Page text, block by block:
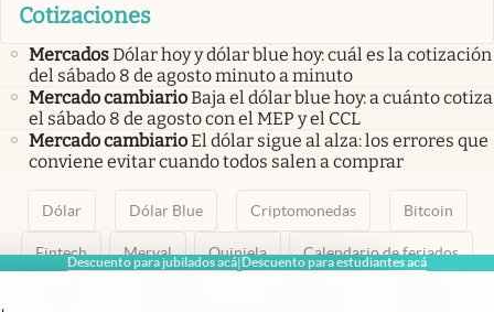
Descuento para jubilados acá|Descuento para estudiantes acá
Cotizaciones
MercadosDólar hoy y dólar blue hoy: cuál es la cotización
del sábado 8 de agosto minuto a minuto
Mercado cambiarioBaja el dólar blue hoy: a cuánto cotiza
el sábado 8 de agosto con el MEP y el CCL
Mercado cambiarioEl dólar sigue al alza: los errores que
conviene evitar cuando todos salen a comprar
Dólar Dólar Blue Criptomonedas Bitcoin
Fintech Merval Quiniela Calendario de feriados